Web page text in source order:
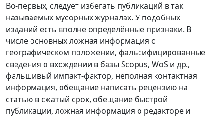
Во-первых, следует избегать публикаций в так
называемых мусорных журналах. У подобных
изданий есть вполне определённые признаки. В
числе основных ложная информация о
географическом положении, фальсифицированные
сведения о вхождении в базы Scopus, WoS и др.,
фальшивый импакт-фактор, неполная контактная
информация, обещание написать рецензию на
статью в сжатый срок, обещание быстрой
публикации, ложная информация о редакторе и